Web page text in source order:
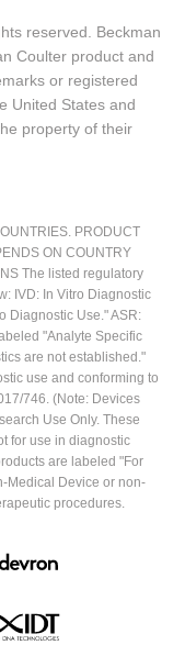
reserved. Beckman
Coulter product and
or registered
United States and
property of their
PRODUCT
ON COUNTRY
The listed regulatory
IVD: In Vitro Diagnostic
Diagnostic Use." ASR:
"Analyte Specific
are not established."
use and conforming to
746. (Note: Devices
Use Only. These
for use in diagnostic
are labeled "For
Medical Device or non-
procedures.